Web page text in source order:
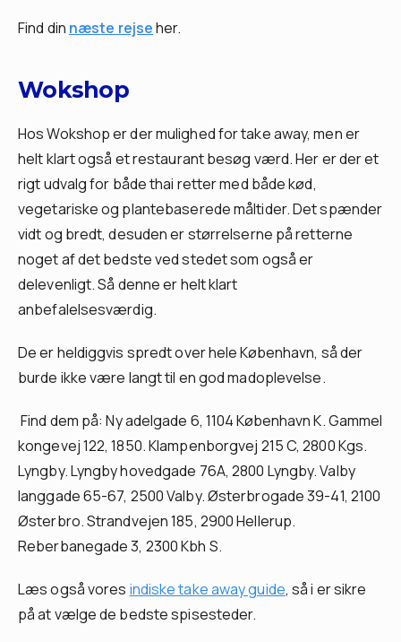
Find din næste rejseher.
Wokshop
Hos Wokshop er der mulighed for take away, men er
helt klart også et restaurant besøg værd. Her er der et
rigt udvalg for både thai retter med både kød,
vegetariske og plantebaserede måltider. Det spænder
vidt og bredt, desuden er størrelserne på retterne
noget af det bedste ved stedet som også er
delevenligt. Så denne er helt klart
anbefalelsesværdig.
De er heldiggvis spredt over hele København, så der
burde ikke være langt til en god madoplevelse.
Find dem på: Ny adelgade 6, 1104 København K. Gammel
kongevej 122, 1850. Klampenborgvej 215 C, 2800 Kgs.
Lyngby. Lyngby hovedgade 76A, 2800 Lyngby. Valby
langgade 65-67, 2500 Valby. Østerbrogade 39-41, 2100
Østerbro. Strandvejen 185, 2900 Hellerup.
Reberbanegade 3, 2300 Kbh S.
Læs også vores indiske take away guide, så i er sikre
på at vælge de bedste spisesteder.